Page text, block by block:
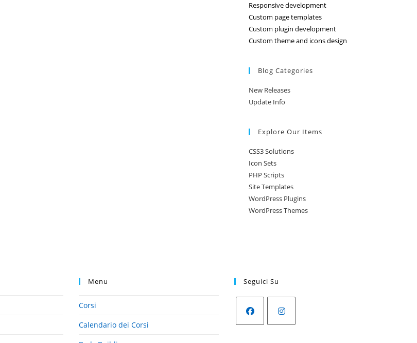
Responsive development
Custom page templates
Custom plugin development
Custom theme and icons design
Blog Categories
New Releases
Update Info
Explore Our Items
CSS3 Solutions
Icon Sets
PHP Scripts
Site Templates
WordPress Plugins
WordPress Themes
Menu
Corsi
Calendario dei Corsi
Seguici Su